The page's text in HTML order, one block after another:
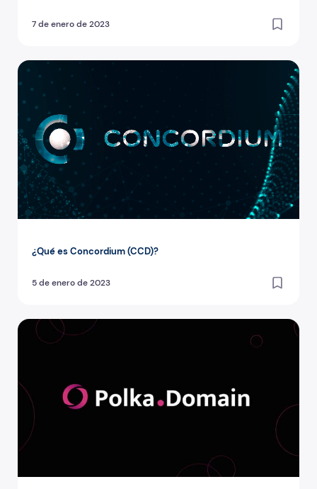
7 de enero de 2023
¿Qué es Concordium (CCD)?
5 de enero de 2023
¿Qué es Concordium (CCD)?
¿Qué es Polkadomain?